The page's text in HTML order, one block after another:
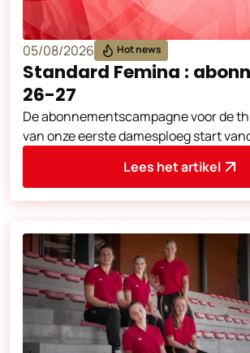
05/08/2026 Hot news
Standard Femina :
26-27
De abonnementscampagne voor de
van onze eerste damesploeg start vandaag.
Lees het artikel